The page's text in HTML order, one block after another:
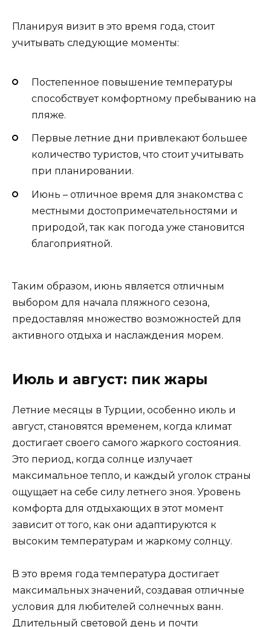
Планируя визит в это время года, стоит
учитывать следующие моменты:
Постепенное повышение температуры
способствует комфортному пребыванию на
пляже.
Первые летние дни привлекают большее
количество туристов, что стоит учитывать
при планировании.
Июнь – отличное время для знакомства с
местными достопримечательностями и
природой, так как погода уже становится
благоприятной.
Таким образом, июнь является отличным
выбором для начала пляжного сезона,
предоставляя множество возможностей для
активного отдыха и наслаждения морем.
Июль и август: пик жары
Летние месяцы в Турции, особенно июль и
август, становятся временем, когда климат
достигает своего самого жаркого состояния.
Это период, когда солнце излучает
максимальное тепло, и каждый уголок страны
ощущает на себе силу летнего зноя. Уровень
комфорта для отдыхающих в этот момент
зависит от того, как они адаптируются к
высоким температурам и жаркому солнцу.
В это время года температура достигает
максимальных значений, создавая отличные
условия для любителей солнечных ванн.
Длительный световой день и почти